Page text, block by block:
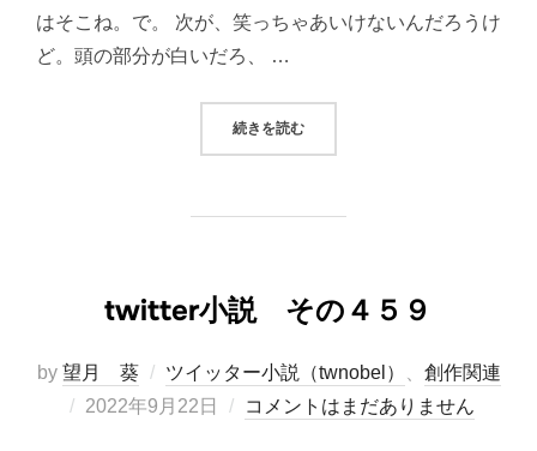
はそこね。で。 次が、笑っちゃあいけないんだろうけ
ど。頭の部分が白いだろ、 …
続きを読む“TWITTER小説 その４６０”
twitter小説 その４５９
by 望月 葵 ツイッター小説（twnobel）
創作関連
投
2022年9月22日 コメントはまだありません